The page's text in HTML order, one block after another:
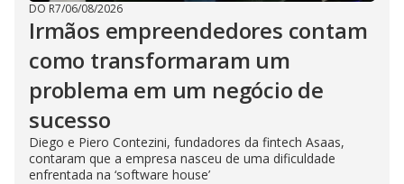
DO R7/06/08/2026
Irmãos empreendedores contam
como transformaram um
problema em um negócio de
sucesso
Diego e Piero Contezini, fundadores da fintech Asaas,
contaram que a empresa nasceu de uma dificuldade
enfrentada na ‘software house’